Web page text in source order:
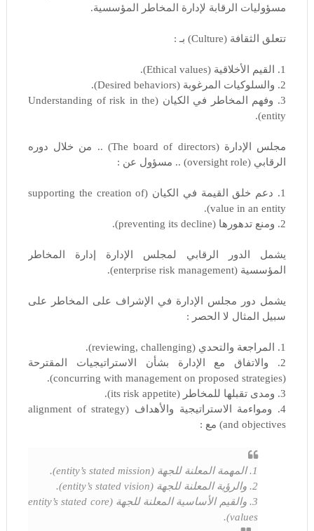
مسؤوليات الرقابة لإدارة المخاطر المؤسسية.
تتعلق الثقافة (Culture) بـ :
1. القيم الأخلاقية (Ethical values).
2. والسلوكيات المرغوبة (Desired behaviors).
3. وفهم المخاطر في الكيان (Understanding of risk in the
entity).
مجلس الإدارة (The board of directors) .. من خلال دوره
الرقابي (oversight role) .. مسؤول عن :
1. دعم خلق القيمة في الكيان (supporting the creation of
value in an entity).
2. ومنع تدهورها (preventing its decline).
يشمل الدور الرقابي لمجلس الإدارة إدارة المخاطر
المؤسسية (enterprise risk management).
يشمل دور مجلس الإدارة في الإشراف على المخاطر على
سبيل المثال لا الحصر :
1. المراجعة والتحدي (reviewing, challenging).
2. والاتفاق مع الإدارة بشأن الاستراتيجيات المقترحة
(concurring with management on proposed strategies).
3. ومدى تقبلها للمخاطر (its risk appetite).
4. ومواءمة الاستراتيجية والأهداف (alignment of strategy
and objectives) مع :
1. المهمة المعلنة للجهة (entity’s stated mission).
2. والرؤية المعلنة للجهة (entity’s stated vision).
3. والقيم الأساسية المعلنة للجهة (entity’s stated core
values).